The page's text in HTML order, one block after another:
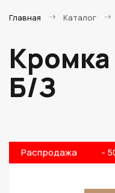
Главная Каталог
Б/З
Распродажа -